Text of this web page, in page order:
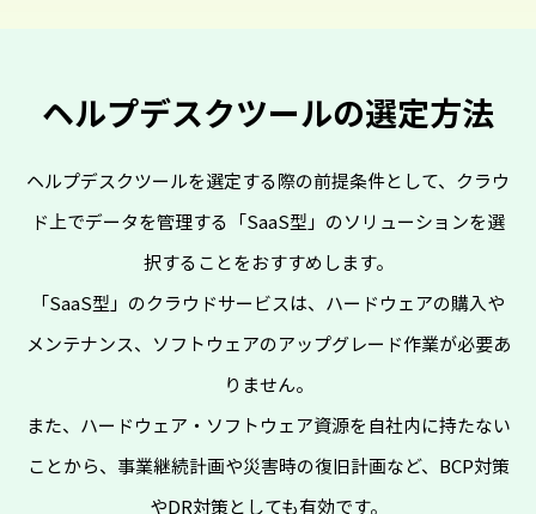
ヘルプデスクツールの選定方法
ヘルプデスクツールを選定する際の前提条件として、クラウ
ド上でデータを管理する「SaaS型」のソリューションを選
択することをおすすめします。
「SaaS型」のクラウドサービスは、ハードウェアの購入や
メンテナンス、ソフトウェアのアップグレード作業が必要あ
りません。
また、ハードウェア・ソフトウェア資源を自社内に持たない
ことから、事業継続計画や災害時の復旧計画など、BCP対策
やDR対策としても有効です。